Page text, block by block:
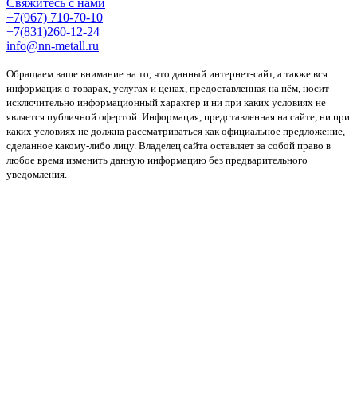
Свяжитесь с нами
+7(967) 710-70-10
+7(831)260-12-24
info@nn-metall.ru
Обращаем ваше внимание на то, что данный интернет-сайт, а также вся
информация о товарах, услугах и ценах, предоставленная на нём, носит
исключительно информационный характер и ни при каких условиях не
является публичной офертой. Информация, представленная на сайте, ни при
каких условиях не должна рассматриваться как официальное предложение,
сделанное какому-либо лицу. Владелец сайта оставляет за собой право в
любое время изменить данную информацию без предварительного
уведомления.